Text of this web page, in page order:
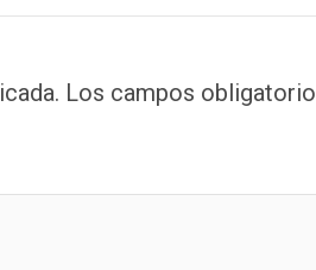
Los campos